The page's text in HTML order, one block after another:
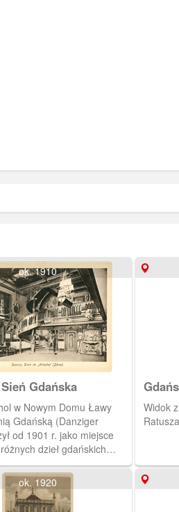
ok. 1910
Gdańska
w Nowym Domu Ławy
Gdańską (Danziger
od 1901 r. jako miejsce
dzieł gdańskich
w sporej części
Fotografia pochodzi z
und Umgebung in
Widok
ok. 1920